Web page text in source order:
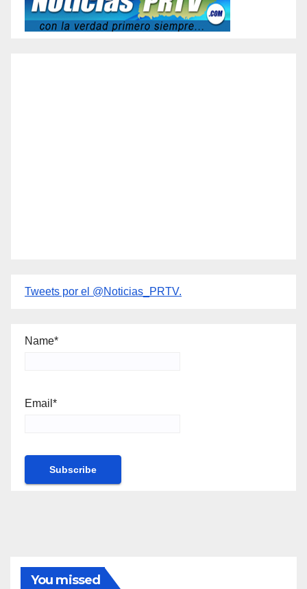
Tweets por el @Noticias_PRTV.
Name*
Email*
You missed